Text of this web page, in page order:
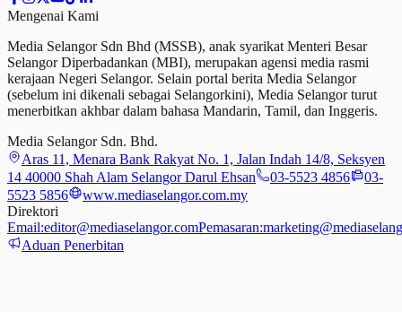
Mengenai Kami
Media Selangor Sdn Bhd (MSSB), anak syarikat Menteri Besar
Selangor Diperbadankan (MBI), merupakan agensi media rasmi
kerajaan Negeri Selangor. Selain portal berita Media Selangor
(sebelum ini dikenali sebagai Selangorkini), Media Selangor turut
menerbitkan akhbar dalam bahasa Mandarin, Tamil, dan Inggeris.
Media Selangor Sdn. Bhd.
Aras 11, Menara Bank Rakyat No. 1, Jalan Indah 14/8, Seksyen
14 40000 Shah Alam Selangor Darul Ehsan
03-5523 4856
03-
5523 5856
www.mediaselangor.com.my
Direktori
Email:editor@mediaselangor.comPemasaran:
Aduan Penerbitan